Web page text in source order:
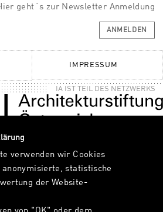
geht´s zur Newsletter Anmeldung
ANMELDEN
IMPRESSUM
IA IST TEIL DES NETZWERKS
verwenden wir Cookies
anonymisierte, statistische
der Website-